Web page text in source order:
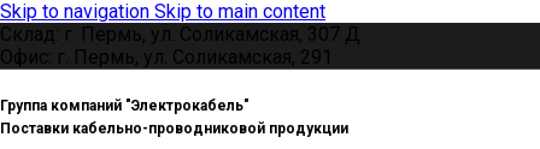
Skip to navigation Skip to main content
Склад: г. Пермь, ул. Соликамская, 307 Д
Офис: г. Пермь, ул. Соликамская, 291
Группа компаний "Электрокабель"
Поставки кабельно-проводниковой продукции